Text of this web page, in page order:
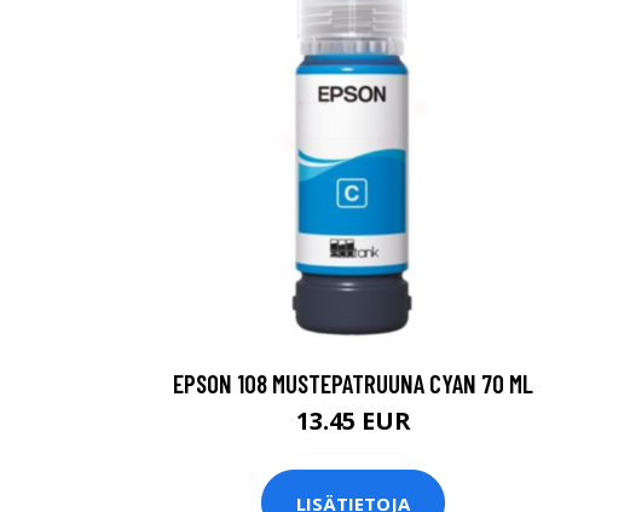
EPSON 108 MUSTEPATRUUNA CYAN 70 ML
13.45 EUR
LISÄTIETOJA